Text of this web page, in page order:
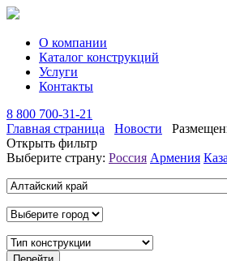
О компании
Каталог конструкций
Услуги
Контакты
8 800 700-31-21
Главная страница
Новости
Открыть фильтр
Выберите страну: Россия Армения